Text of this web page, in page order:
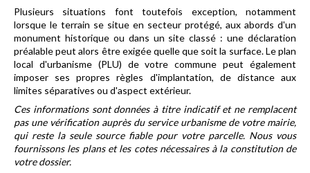
Plusieurs situations font toutefois exception, notamment
lorsque le terrain se situe en secteur protégé, aux abords d'un
monument historique ou dans un site classé : une déclaration
préalable peut alors être exigée quelle que soit la surface. Le plan
local d'urbanisme (PLU) de votre commune peut également
imposer ses propres règles d'implantation, de distance aux
limites séparatives ou d'aspect extérieur.
Ces informations sont données à titre indicatif et ne remplacent
pas une vérification auprès du service urbanisme de votre mairie,
qui reste la seule source fiable pour votre parcelle. Nous vous
fournissons les plans et les cotes nécessaires à la constitution de
votre dossier.